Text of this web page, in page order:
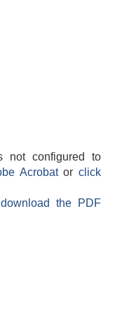
not configured to
Acrobatorclick
the PDF